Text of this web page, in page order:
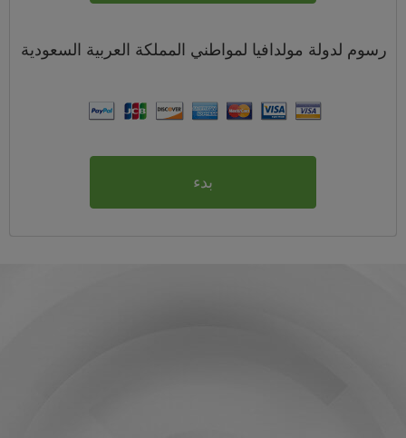
رسوم لدولة مولدافيا لمواطني المملكة العربية السعودية
بدء